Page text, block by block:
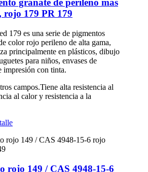
granate de perileno más
rojo 179 PR 179
179 es una serie de pigmentos
color rojo perileno de alta gama,
principalmente en plásticos, dibujo
para niños, envases de
impresión con tinta.
campos.Tiene alta resistencia al
al calor y resistencia a la
rojo 149 / CAS 4948-15-6